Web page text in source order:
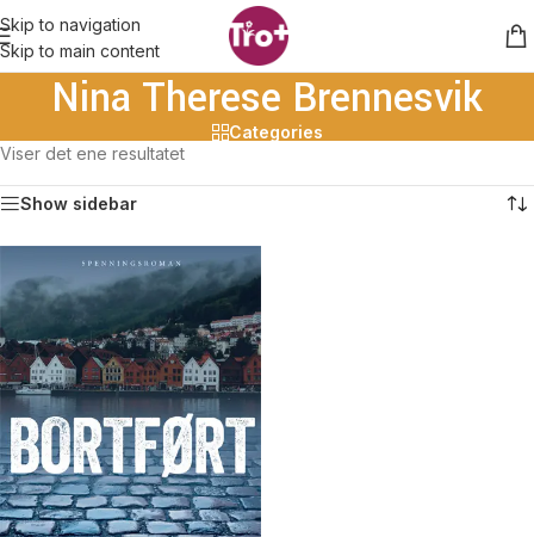
Skip to navigation
Skip to main content
Nina Therese Brennesvik
Categories
Viser det ene resultatet
Show sidebar